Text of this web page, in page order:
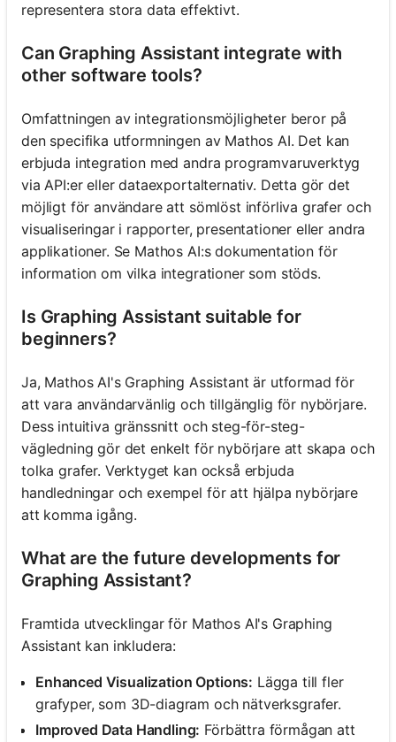
representera stora data effektivt.
Can Graphing Assistant integrate with
other software tools?
Omfattningen av integrationsmöjligheter beror på
den specifika utformningen av Mathos AI. Det kan
erbjuda integration med andra programvaruverktyg
via API:er eller dataexportalternativ. Detta gör det
möjligt för användare att sömlöst införliva grafer och
visualiseringar i rapporter, presentationer eller andra
applikationer. Se Mathos AI:s dokumentation för
information om vilka integrationer som stöds.
Is Graphing Assistant suitable for
beginners?
Ja, Mathos AI's Graphing Assistant är utformad för
att vara användarvänlig och tillgänglig för nybörjare.
Dess intuitiva gränssnitt och steg-för-steg-
vägledning gör det enkelt för nybörjare att skapa och
tolka grafer. Verktyget kan också erbjuda
handledningar och exempel för att hjälpa nybörjare
att komma igång.
What are the future developments for
Graphing Assistant?
Framtida utvecklingar för Mathos AI's Graphing
Assistant kan inkludera:
Enhanced Visualization Options: Lägga till fler
grafyper, som 3D-diagram och nätverksgrafer.
Improved Data Handling: Förbättra förmågan att